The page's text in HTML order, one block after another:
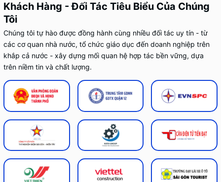
Khách Hàng - Đối Tác Tiêu Biểu Của Chúng
Tôi
Chúng tôi tự hào được đồng hành cùng nhiều đối tác uy tín - từ
các cơ quan nhà nước, tổ chức giáo dục đến doanh nghiệp trên
khắp cả nước - xây dựng mối quan hệ hợp tác bền vững, dựa
trên niềm tin và chất lượng.